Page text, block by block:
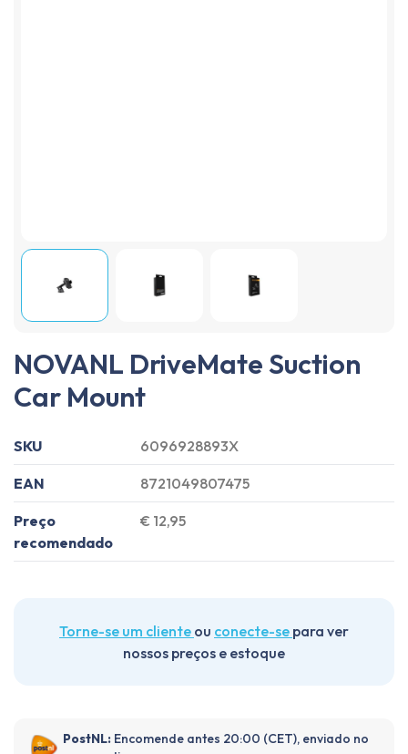
NOVANL DriveMate Suction
Car Mount
SKU 6096928893X
EAN 8721049807475
Preço
recomendado
€ 12,95
Torne-se um cliente ou conecte-se para ver
nossos preços e estoque
PostNL: Encomende antes 20:00 (CET), enviado no